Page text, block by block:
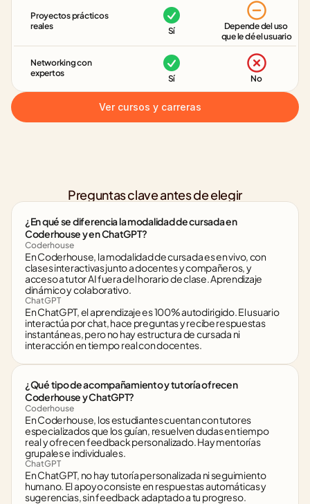
Proyectos prácticos
reales
Sí
Depende del uso
que le dé el usuario
Networking con
expertos
Sí No
Ver cursos y carreras
Preguntas clave antes de elegir
¿En qué se diferencia la modalidad de cursada en
Coderhouse y en ChatGPT?
Coderhouse
En Coderhouse, la modalidad de cursada es en vivo, con
clases interactivas junto a docentes y compañeros, y
acceso a tutor AI fuera del horario de clase. Aprendizaje
dinámico y colaborativo.
ChatGPT
En ChatGPT, el aprendizaje es 100% autodirigido. El usuario
interactúa por chat, hace preguntas y recibe respuestas
instantáneas, pero no hay estructura de cursada ni
interacción en tiempo real con docentes.
¿Qué tipo de acompañamiento y tutoría ofrecen
Coderhouse y ChatGPT?
Coderhouse
En Coderhouse, los estudiantes cuentan con tutores
especializados que los guían, resuelven dudas en tiempo
real y ofrecen feedback personalizado. Hay mentorías
grupales e individuales.
ChatGPT
En ChatGPT, no hay tutoría personalizada ni seguimiento
humano. El apoyo consiste en respuestas automáticas y
sugerencias, sin feedback adaptado a tu progreso.